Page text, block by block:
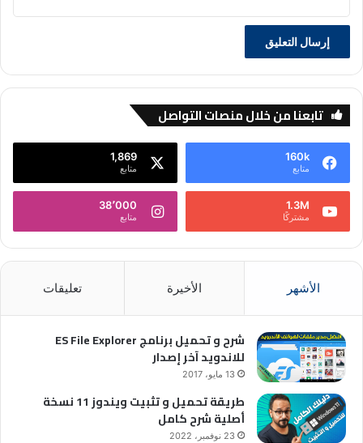
تابعنا من خلال منصات التواصل
160k
متابع
1,869
متابع
1.3M
مشتركًا
38٬000
متابع
الأشهر الأخيرة تعليقات
شرح و تحميل برنامج ES File Explorer
للاندويد آخر إصدار
13 مايو، 2017
طريقة تحميل و تثبيت ويندوز 11 نسخة
أصلية شرح كامل
23 نوفمبر، 2022